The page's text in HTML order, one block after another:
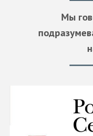
Мы